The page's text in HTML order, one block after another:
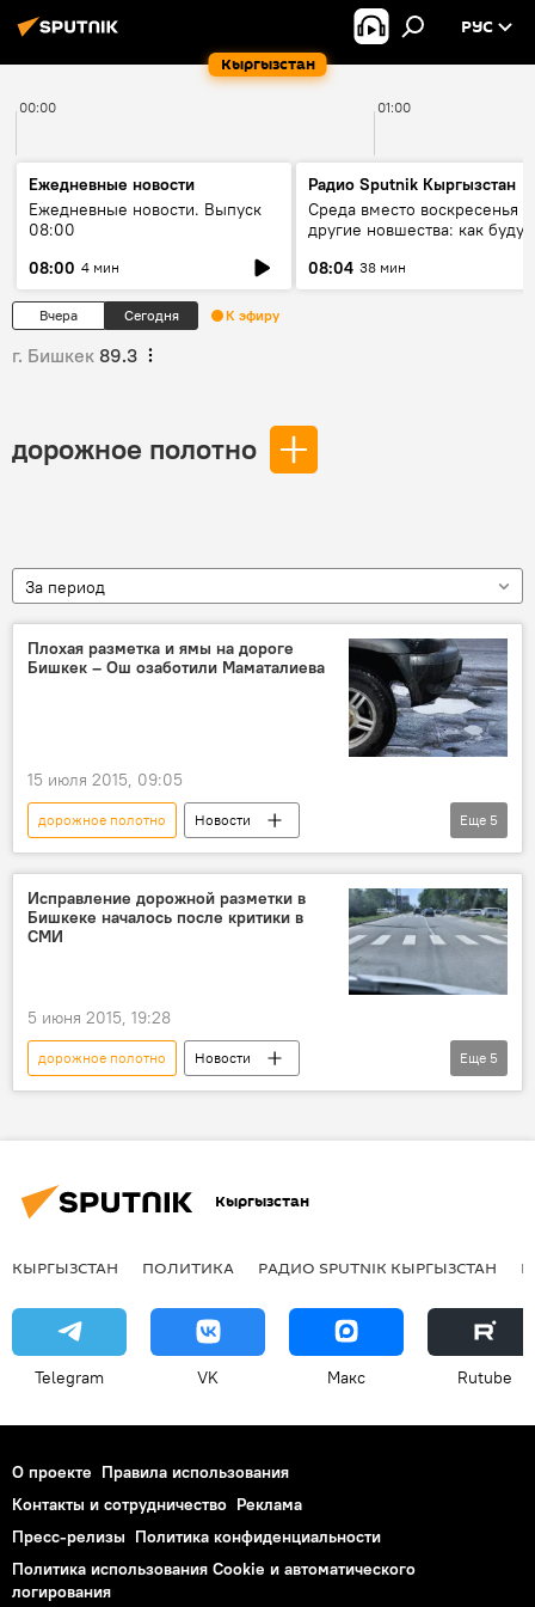
Кыргызстан
РУС
00:00 01:00
Ежедневные новости
Ежедневные новости. Выпуск
08:00
08:00 4 мин
Радио Sputnik Кыргызстан
Среда вместо воскресенья и
другие новшества: как будут
08:04 38 мин
Вчера Сегодня К эфиру
г. Бишкек 89.3
дорожное полотно
За период
Плохая разметка и ямы на дороге
Бишкек – Ош озаботили Маматалиева
15 июля 2015, 09:05
дорожное полотно
Новости
Кыргызстан
Общество
автодорога Бишкек – Ош
Абдырахман Маматалиев
МВД
Еще 5
Исправление дорожной разметки в
Бишкеке началось после критики в
СМИ
5 июня 2015, 19:28
дорожное полотно
Новости
Кыргызстан
Общество
ремонт
дорожная разметка
Еще 5
Кыргызстан
КЫРГЫЗСТАН ПОЛИТИКА РАДИО SPUTNIK КЫРГЫЗСТАН
Telegram VK Макс Rutube
О проекте Правила использования
Контакты и сотрудничество Реклама
Пресс-релизы Политика конфиденциальности
Политика использования Cookie и автоматического
логирования